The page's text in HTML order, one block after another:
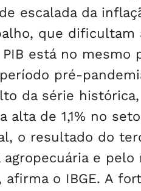
escalada da
que dificultam
está no
pré-
da série
alta de 1,1% no
o resultado do
e
o IBGE. A